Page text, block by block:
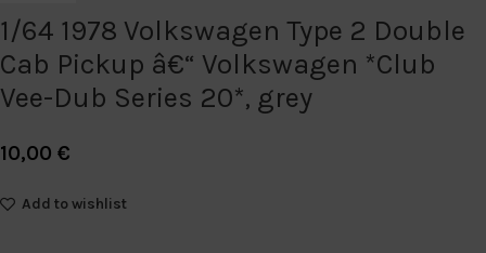
1/64 1978 Volkswagen Type 2 Double
Cab Pickup â€“ Volkswagen *Club
Vee-Dub Series 20*, grey
10,00 €
Add to wishlist